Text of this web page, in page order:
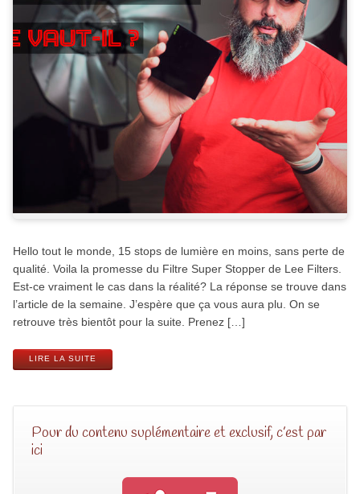
Hello tout le monde, 15 stops de lumière en moins, sans perte de
qualité. Voila la promesse du Filtre Super Stopper de Lee Filters.
Est-ce vraiment le cas dans la réalité? La réponse se trouve dans
l’article de la semaine. J’espère que ça vous aura plu. On se
retrouve très bientôt pour la suite. Prenez […]
LIRE LA SUITE
Pour du contenu suplémentaire et exclusif, c’est par
ici